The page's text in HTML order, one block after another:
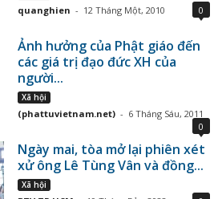
quanghien - 12 Tháng Một, 2010 0
Ảnh hưởng của Phật giáo đến
các giá trị đạo đức XH của
người...
Xã hội
(phattuvietnam.net) - 6 Tháng Sáu, 2011
0
Ngày mai, tòa mở lại phiên xét
xử ông Lê Tùng Vân và đồng...
Xã hội